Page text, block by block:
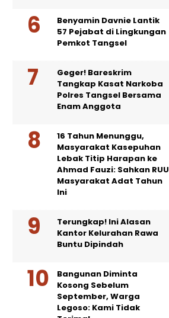
Benyamin Davnie Lantik
57 Pejabat di Lingkungan
Pemkot Tangsel
Geger! Bareskrim
Tangkap Kasat Narkoba
Polres Tangsel Bersama
Enam Anggota
16 Tahun Menunggu,
Masyarakat Kasepuhan
Lebak Titip Harapan ke
Ahmad Fauzi: Sahkan RUU
Masyarakat Adat Tahun
Ini
Terungkap! Ini Alasan
Kantor Kelurahan Rawa
Buntu Dipindah
Bangunan Diminta
Kosong Sebelum
September, Warga
Legoso: Kami Tidak